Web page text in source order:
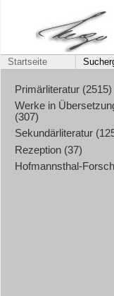
Startseite
Primärliteratur (2515)
Werke in
(307)
Sekundärliteratur
Rezeption (37)
Hofmannsthal-